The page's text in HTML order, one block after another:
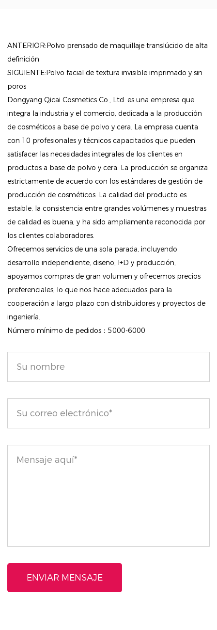
Humedad duradera: Enriquecido con ingredientes
previniendo la sequedad y la opacidad.
Efecto iluminador: la fórmula mejora la luminosidad
de la piel, brindando una tez fresca y luminosa. Está
diseñado para mantener su vitalidad sin oscurecerse
con el tiempo.
Aplicación fácil de usar: simplemente use la esponja
premium Rubycell incluida para recoger una
pequeña cantidad de producto. La textura suave de
la esponja permite difuminarla fácilmente y ayuda a
retener la humedad para un acabado radiante.
Recarga conveniente: cada paquete incluye una
recarga, lo que garantiza que pueda mantener su
en una opción económica para el uso diario.
Cómo utilizar:
Para obtener mejores resultados, aplique
aplicar una pequeña cantidad de base. Esta técnica
todo el día.
ANTERIOR:Polvo prensado de maquillaje translúcido de alta
definición
SIGUIENTE:Polvo facial de textura invisible imprimado y sin
poros
Dongyang Qicai Cosmetics Co., Ltd. es una empresa que
integra la industria y el comercio, dedicada a la producción
de cosméticos a base de polvo y cera. La empresa cuenta
con 10 profesionales y técnicos capacitados que pueden
satisfacer las necesidades integrales de los clientes en
productos a base de polvo y cera. La producción se organiza
estrictamente de acuerdo con los estándares de gestión de
producción de cosméticos. La calidad del producto es
estable, la consistencia entre grandes volúmenes y muestras
de calidad es buena, y ha sido ampliamente reconocida por
los clientes colaboradores.
Ofrecemos servicios de una sola parada, incluyendo
desarrollo independiente, diseño, I+D y producción,
apoyamos compras de gran volumen y ofrecemos precios
preferenciales, lo que nos hace adecuados para la
cooperación a largo plazo con distribuidores y proyectos de
ingeniería.
Número mínimo de pedidos：5000-6000